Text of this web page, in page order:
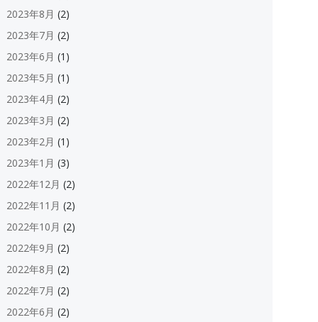
2023年8月 (2)
2023年7月 (2)
2023年6月 (1)
2023年5月 (1)
2023年4月 (2)
2023年3月 (2)
2023年2月 (1)
2023年1月 (3)
2022年12月 (2)
2022年11月 (2)
2022年10月 (2)
2022年9月 (2)
2022年8月 (2)
2022年7月 (2)
2022年6月 (2)